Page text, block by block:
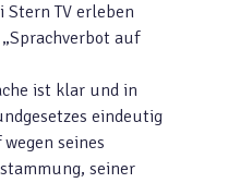
TV erleben
auf
ist klar und in
eindeutig
seines
seiner